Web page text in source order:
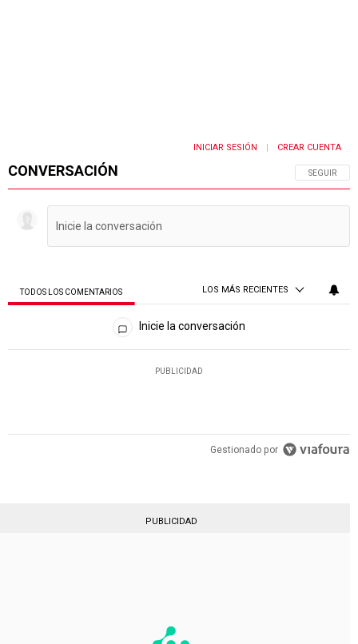
CONVERSACIÓN SIGA ESTA
SEGUIR
INICIAR SESIÓN CREAR CUENTA
TODOS LOS COMENTARIOS LOS MÁS RECIENTES
Todos los comentarios
Inicie la conversación
PUBLICIDAD
Gestionado por
PUBLICIDAD